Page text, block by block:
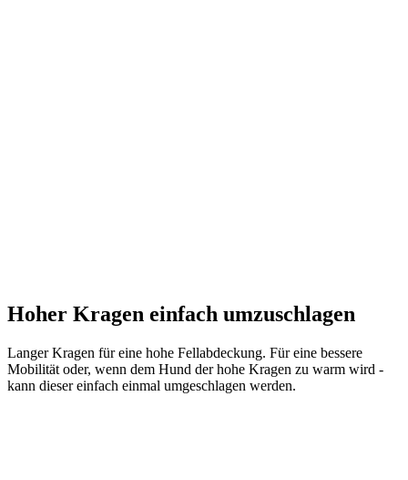
Hoher Kragen einfach umzuschlagen
Langer Kragen für eine hohe Fellabdeckung. Für eine bessere
Mobilität oder, wenn dem Hund der hohe Kragen zu warm wird -
kann dieser einfach einmal umgeschlagen werden.